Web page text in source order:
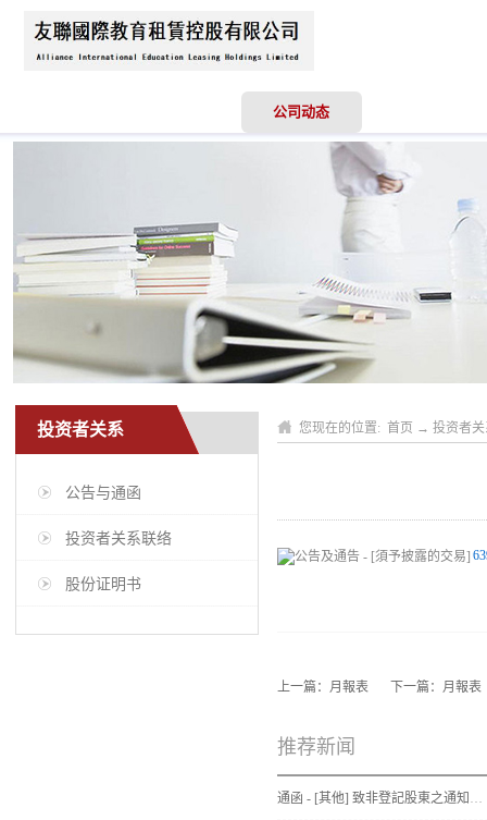
公司动态
投资者关系
公告与通函
投资者关系联络
股份证明书
您现在的位置: 首页 → 投资者
上一篇： 月報表 下一篇： 月報表
推荐新闻
通函 - [其他] 致非登記股東之通知信函及申請表格 - 通函連同股東週年大會通告及代表委任表格之發佈通知